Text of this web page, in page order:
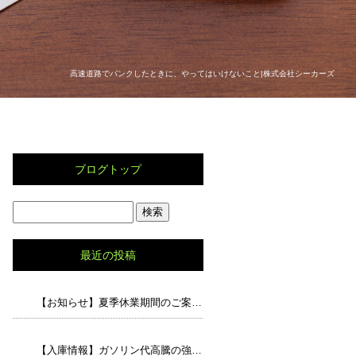
高速道路でパンクしたときに、やってはいけないこと|株式会社シーカーズ
ブログトップ
最近の投稿
【お知らせ】夏季休業期間のご案内と、猛暑の中でのドライブで気をつけたいポイント
【入庫情報】ガソリン代高騰の強い味方！走行5.8万キロの「アルト エコS」が入荷しました！